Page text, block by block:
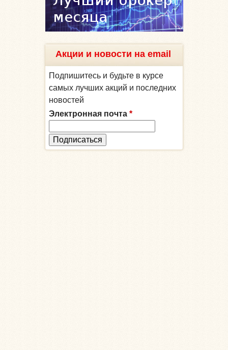
Акции и новости на email
Подпишитесь и будьте в курсе
самых лучших акций и последних
новостей
Электронная почта *